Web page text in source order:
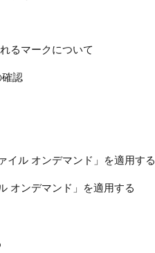
るマークについて
認
イル オンデマンド」を適用する
オンデマンド」を適用する